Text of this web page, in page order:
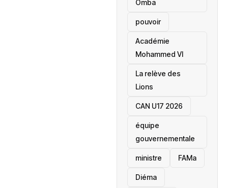
Omba
pouvoir
Académie
Mohammed VI
La relève des
Lions
CAN U17 2026
équipe
gouvernementale
ministre FAMa
Diéma